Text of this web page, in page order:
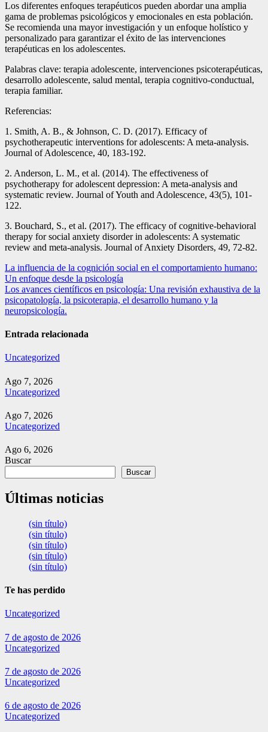
Los diferentes enfoques terapéuticos pueden abordar una amplia
gama de problemas psicológicos y emocionales en esta población.
Se recomienda una mayor investigación y un enfoque holístico y
personalizado para garantizar el éxito de las intervenciones
terapéuticas en los adolescentes.
Palabras clave: terapia adolescente, intervenciones psicoterapéuticas,
desarrollo adolescente, salud mental, terapia cognitivo-conductual,
terapia familiar.
Referencias:
1. Smith, A. B., & Johnson, C. D. (2017). Efficacy of
psychotherapeutic interventions for adolescents: A meta-analysis.
Journal of Adolescence, 40, 183-192.
2. Anderson, L. M., et al. (2014). The effectiveness of
psychotherapy for adolescent depression: A meta-analysis and
systematic review. Journal of Youth and Adolescence, 43(5), 101-
122.
3. Bouchard, S., et al. (2017). The efficacy of cognitive-behavioral
therapy for social anxiety disorder in adolescents: A systematic
review and meta-analysis. Journal of Anxiety Disorders, 49, 72-82.
Navegación
de
entradas
La influencia de la cognición social en el comportamiento humano:
Un enfoque desde la psicología
Los avances científicos en psicología: Una revisión exhaustiva de la
psicopatología, la psicoterapia, el desarrollo humano y la
neuropsicología.
Entrada relacionada
Uncategorized
Ago 7, 2026
Uncategorized
Ago 7, 2026
Uncategorized
Ago 6, 2026
Buscar
Buscar
Últimas noticias
(sin título)
(sin título)
(sin título)
(sin título)
(sin título)
Te has perdido
Uncategorized
7 de agosto de 2026
Uncategorized
7 de agosto de 2026
Uncategorized
6 de agosto de 2026
Uncategorized